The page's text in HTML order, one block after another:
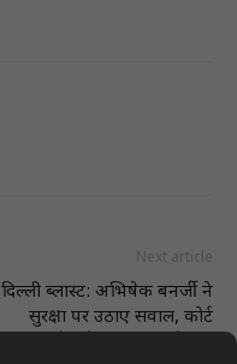
Next article
दिल्ली ब्लास्ट: अभिषेक बनर्जी ने
सुरक्षा पर उठाए सवाल, कोर्ट